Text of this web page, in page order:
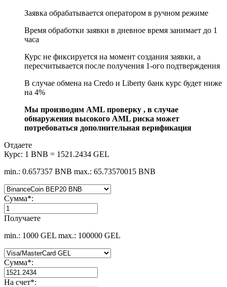
Заявка обрабатывается оператором в ручном режиме
Время обработки заявки в дневное время занимает до 1
часа
Курс не фиксируется на момент создания заявки, а
пересчитывается после получения 1-ого подтверждения
В случае обмена на Credo и Liberty банк курс будет ниже
на 4%
Мы производим AML проверку , в случае
обнаружения высокого AML риска может
потребоваться дополнительная верификация
Отдаете
Курс: 1 BNB = 1521.2434 GEL
min.: 0.657357 BNB max.: 65.73570015 BNB
Сумма*:
Получаете
min.: 1000 GEL max.: 100000 GEL
Сумма*:
На счет*: